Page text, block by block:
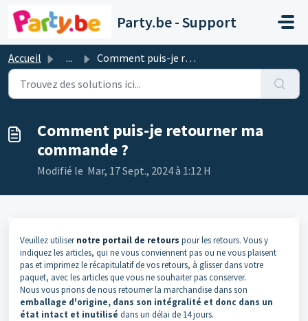
Passer au contenu principal
Party.be - Support
Accueil ... Comment puis-je retourner ma commande ?
Comment puis-je retourner ma
commande ?
Modifié le Mar, 17 Sept., 2024 à 1:12 H
Veuillez utilisernotre portail de retours pour les retours. Vous y
indiquez les articles, qui ne vous conviennent pas ou ne vous plaisent
pas et imprimez le récapitulatif de vos retours, à glisser dans votre
paquet, avec les articles que vous ne souhaiter pas conserver.
Nous vous prions de nous retourner la marchandise dans son
emballage d'origine, dans son intégralité et donc dans un
état intact et inutilisé dans un délai de 14 jours.